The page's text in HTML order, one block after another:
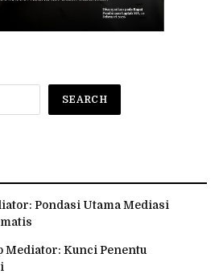
SEARCH
Pondasi Utama Mediasi
Mediator: Kunci Penentu